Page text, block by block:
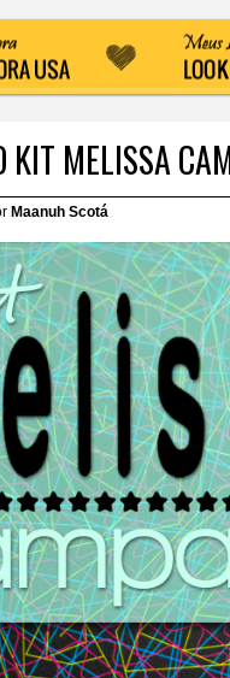
KIT MELISSA
Maanuh Scotá